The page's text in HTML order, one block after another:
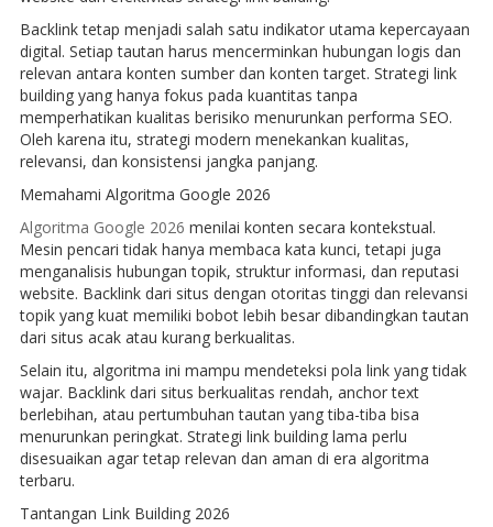
Backlink tetap menjadi salah satu indikator utama kepercayaan
digital. Setiap tautan harus mencerminkan hubungan logis dan
relevan antara konten sumber dan konten target. Strategi link
building yang hanya fokus pada kuantitas tanpa
memperhatikan kualitas berisiko menurunkan performa SEO.
Oleh karena itu, strategi modern menekankan kualitas,
relevansi, dan konsistensi jangka panjang.
Memahami Algoritma Google 2026
Algoritma Google 2026 menilai konten secara kontekstual.
Mesin pencari tidak hanya membaca kata kunci, tetapi juga
menganalisis hubungan topik, struktur informasi, dan reputasi
website. Backlink dari situs dengan otoritas tinggi dan relevansi
topik yang kuat memiliki bobot lebih besar dibandingkan tautan
dari situs acak atau kurang berkualitas.
Selain itu, algoritma ini mampu mendeteksi pola link yang tidak
wajar. Backlink dari situs berkualitas rendah, anchor text
berlebihan, atau pertumbuhan tautan yang tiba-tiba bisa
menurunkan peringkat. Strategi link building lama perlu
disesuaikan agar tetap relevan dan aman di era algoritma
terbaru.
Tantangan Link Building 2026